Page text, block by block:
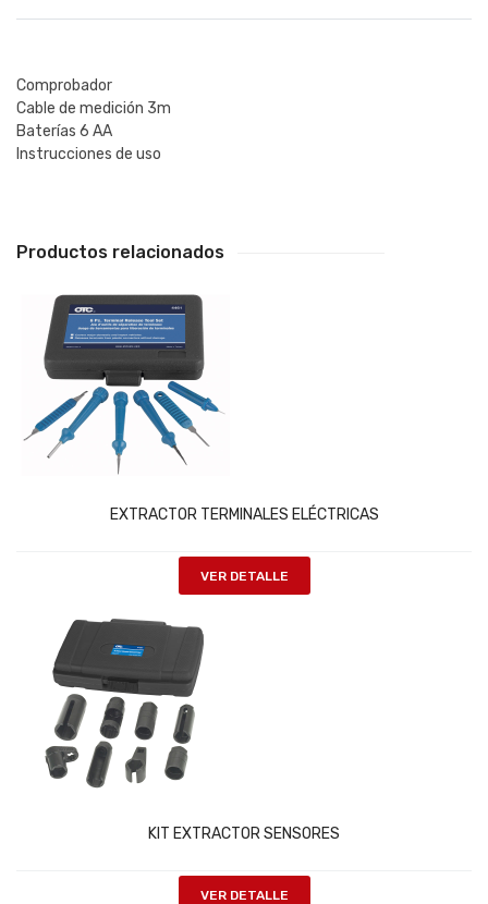
Comprobador
Cable de medición 3m
Baterías 6 AA
Instrucciones de uso
Productos relacionados
EXTRACTOR TERMINALES ELÉCTRICAS
VER DETALLE
KIT EXTRACTOR SENSORES
VER DETALLE